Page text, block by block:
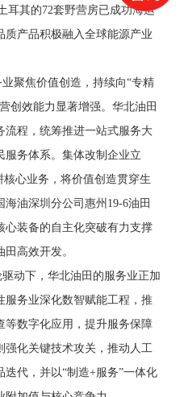
其的72套野营房已成功海运
质产品积极融入全球能源产业
聚焦价值创造，持续向“专精
创效能力显著增强。华北油田
流程，统筹推进一站式服务大
服务体系。集体改制企业立
核心业务，将价值创造贯穿生
油深圳分公司惠州19-6油田
心装备的自主化突破有力支撑
高效开发。
动下，华北油田的服务业正加
服务业深化数智赋能工程，推
等数字化应用，提升服务保障
化关键技术攻关，推动人工
代，并以“制造+服务”一体化